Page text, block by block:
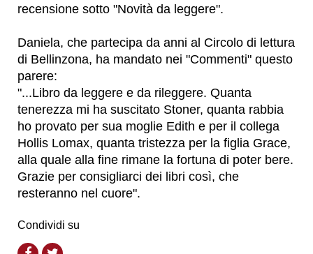
recensione sotto "Novità da leggere".
Daniela, che partecipa da anni al Circolo di lettura
di Bellinzona, ha mandato nei "Commenti" questo
parere:
"...Libro da leggere e da rileggere. Quanta
tenerezza mi ha suscitato Stoner, quanta rabbia
ho provato per sua moglie Edith e per il collega
Hollis Lomax, quanta tristezza per la figlia Grace,
alla quale alla fine rimane la fortuna di poter bere.
Grazie per consigliarci dei libri così, che
resteranno nel cuore".
Condividi su